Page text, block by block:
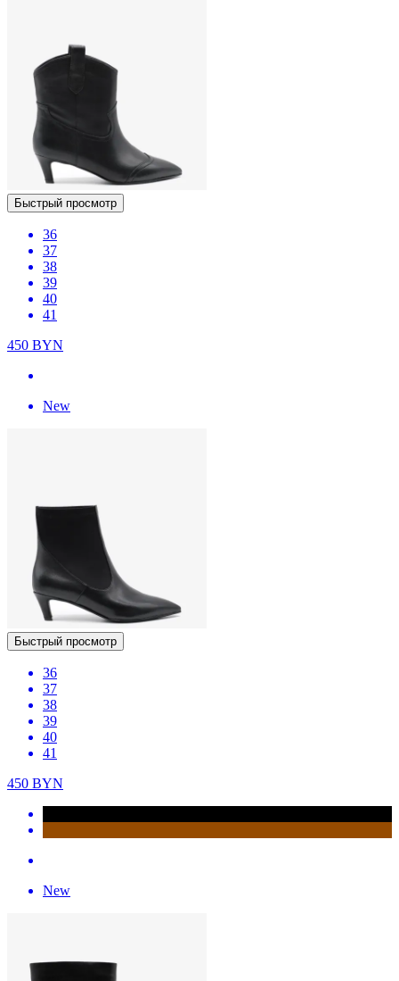
Быстрый просмотр
36
37
38
39
40
41
450 BYN
New
Быстрый просмотр
36
37
38
39
40
41
450 BYN
New